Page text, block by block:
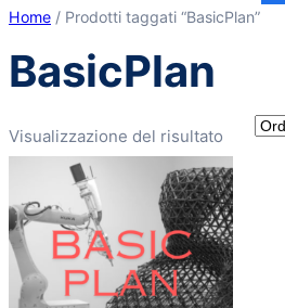
Home / Prodotti taggati “BasicPlan”
BasicPlan
Visualizzazione del risultato